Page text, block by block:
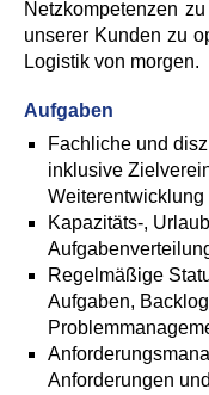
Netzkompetenzen
unserer Kunden zu
Logistik von morgen.
Aufgaben
Fachliche und
inklusive
Kapazitäts-,
Regelmäßige
Aufgaben,
Anforderungen